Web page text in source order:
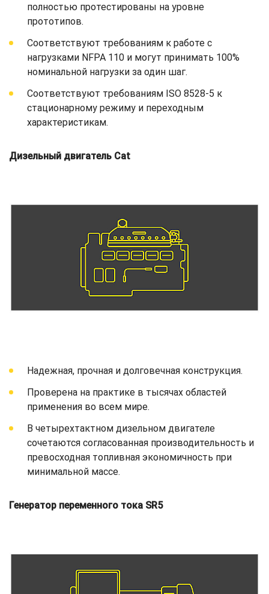
полностью протестированы на уровне
прототипов.
Соответствуют требованиям к работе с
нагрузками NFPA 110 и могут принимать 100%
номинальной нагрузки за один шаг.
Соответствуют требованиям ISO 8528-5 к
стационарному режиму и переходным
характеристикам.
Дизельный двигатель Cat
Надежная, прочная и долговечная конструкция.
Проверена на практике в тысячах областей
применения во всем мире.
В четырехтактном дизельном двигателе
сочетаются согласованная производительность и
превосходная топливная экономичность при
минимальной массе.
Генератор переменного тока SR5